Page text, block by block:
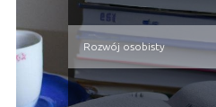
Rozwój osobisty